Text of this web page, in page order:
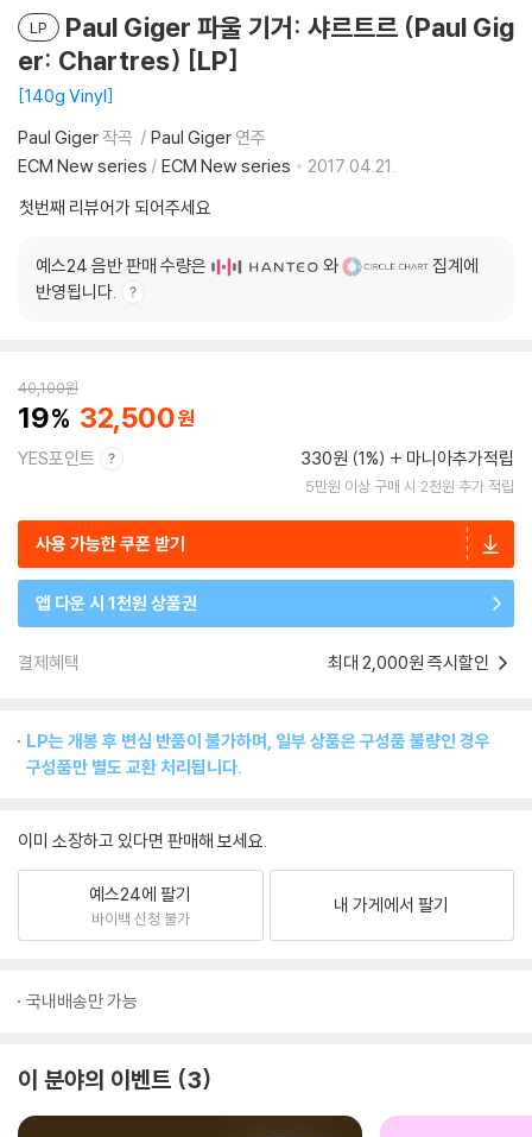
LP
Paul Giger 파울 기거: 샤르트르 (Paul Gig
er: Chartres) [LP]
140g Vinyl
Paul Giger 작곡 Paul Giger 연주
ECM New series / ECM New series
2017.04.21.
첫번째 리뷰어가 되어주세요
예스24 음반 판매 수량은 와
집계에
반영됩니다.
40,100원
19 32,500
YES포인트 330원 (1%) 마니아추가적립
5만원 이상 구매 시 2천원 추가 적립
사용 가능한 쿠폰 받기
앱 다운 시 1천원 상품권
결제혜택 최대 2,000원 즉시할인
LP는 개봉 후 변심 반품이 불가하며, 일부 상품은 구성품 불량인 경우
구성품만 별도 교환 처리됩니다.
이미 소장하고 있다면 판매해 보세요.
예스24에 팔기
바이백 신청 불가
내 가게에서 팔기
국내배송만 가능
이 분야의 이벤트 3